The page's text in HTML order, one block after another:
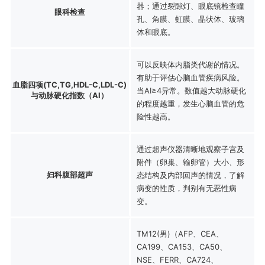
眼科检查
器；通过裂隙灯、眼底镜检查瞳
孔、角膜、虹膜、晶状体、玻璃
体和眼底。
血脂四项(TC,TG,HDL-C,LDL-C)
与动脉硬化指数（AI）
可以反映体内脂类代谢的情况。
有助于评估心脑血管疾病风险。
当AI≥4异常。数值越大动脉硬化
的程度越重，发生心脑血管的危
险性越高。
妇科腹部超声
通过超声仪器清晰地观察子宫及
附件（卵巢、输卵管）大小、形
态结构及内部回声的情况，了解
病变的性质，判别有无恶性病
变。
TM12(男)（AFP、CEA、
CA199、CA153、CA50、
NSE、FERR、CA724、